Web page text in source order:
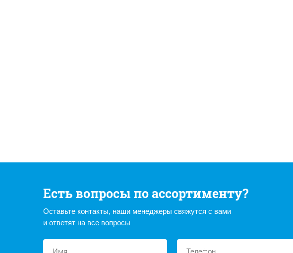
Есть вопросы по ассортименту?
Оставьте контакты, наши менеджеры свяжутся с вами
и ответят на все вопросы